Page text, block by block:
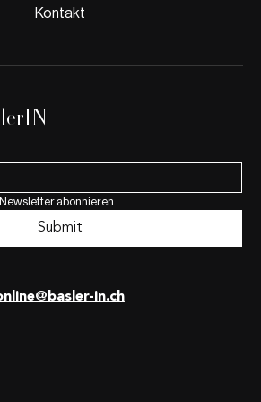
in.ch
Kontakt
abonnieren.
Submit